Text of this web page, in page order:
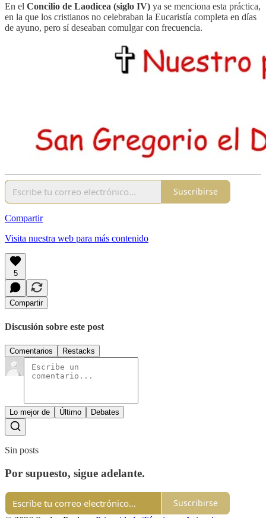
En el Concilio de Laodicea (siglo IV) ya se menciona esta práctica,
en la que los cristianos no celebraban la Eucaristía completa en días
de ayuno, pero sí deseaban comulgar con frecuencia.
Suscribirse
Compartir
Visita nuestra web para más contenido
5
Compartir
Discusión sobre este post
Comentarios Restacks
Lo mejor de Último Debates
Sin posts
Por supuesto, sigue adelante.
Suscribirse